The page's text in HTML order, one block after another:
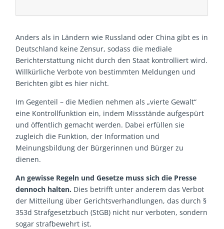
Anders als in Ländern wie Russland oder China gibt es in
Deutschland keine Zensur, sodass die mediale
Berichterstattung nicht durch den Staat kontrolliert wird.
Willkürliche Verbote von bestimmten Meldungen und
Berichten gibt es hier nicht.
Im Gegenteil – die Medien nehmen als „vierte Gewalt“
eine Kontrollfunktion ein, indem Missstände aufgespürt
und öffentlich gemacht werden. Dabei erfüllen sie
zugleich die Funktion, der Information und
Meinungsbildung der Bürgerinnen und Bürger zu
dienen.
An gewisse Regeln und Gesetze muss sich die Presse
dennoch halten. Dies betrifft unter anderem das Verbot
der Mitteilung über Gerichtsverhandlungen, das durch §
353d Strafgesetzbuch (StGB) nicht nur verboten, sondern
sogar strafbewehrt ist.